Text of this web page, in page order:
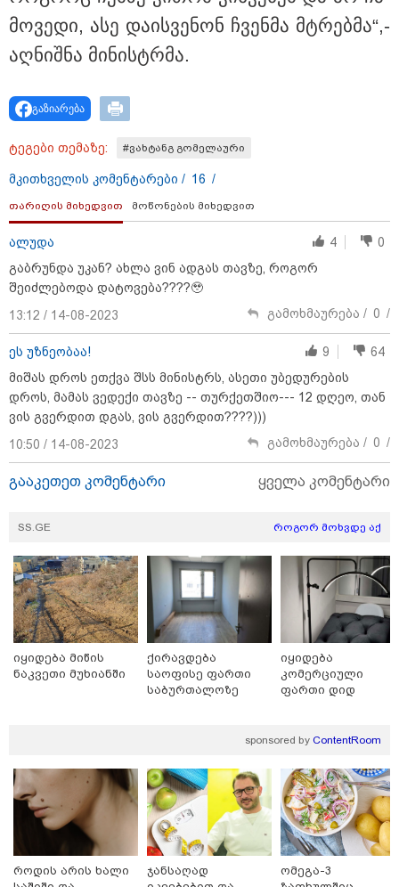
"მოვიპოვეთ ფარული ჩანაწერი ნია იმნაძესა და
პროკურორი ნია იმნაძის და მამის დიალოგის
ფარული ჩანაწერის შინაარსს ასაჯაროებს
18:21 / 07-08-2026
"ვიდეოს ნახვა ჩემთვის იყო სიკვდილი - ისეთი ხმა
აქვს, თითქოს ეხვეწება, ცუდად არის" - 12 წლის წინ
გაუჩინარებული ბიჭის დედა გავრცელებულ ვიდეოზე
პირველ კომენტარს აკეთებს
ევროპაში საწვავის ფასები მკვეთრად შეიცვალა -
რომელ ქვეყნებშია ბენზინი ყველაზე ძვირი და
ყველაზე იაფი
მო­ვე­დი, ასე და­ის­ვე­ნონ ჩვენ­მა მტრებ­მა“,-
აღ­ნიშ­ნა მი­ნის­ტრმა.
გაზიარება
ტეგები თემაზე: #ვახტანგ გომელაური
მკითხველის კომენტარები / 16 /
თარიღის მიხედვით მოწონების მიხედვით
ალუდა 4
0
გაბრუნდა უკან? ახლა ვინ ადგას თავზე, როგორ
შეიძლებოდა დატოვება????🥹
13:12 / 14-08-2023
გამოხმაურება / 0 /
ეს უზნეობაა! 9
64
მიშას დროს ეთქვა შსს მინისტრს, ასეთი უბედურების
დროს, მამას ვედექი თავზე -- თურქეთშიო--- 12 დღეო, თან
ვის გვერდით დგას, ვის გვერდით????)))
10:50 / 14-08-2023
გამოხმაურება / 0 /
გააკეთეთ კომენტარი ყველა კომენტარი
SS.GE როგორ მოხვდე აქ
იყიდება მიწის
ნაკვეთი მუხიანში
ქირავდება
საოფისე ფართი
საბურთალოზე
იყიდება
კომერციული
ფართი დიდ
sponsored by ContentRoom
როდის არის ხალი
ჯანსაღად
ომეგა-3